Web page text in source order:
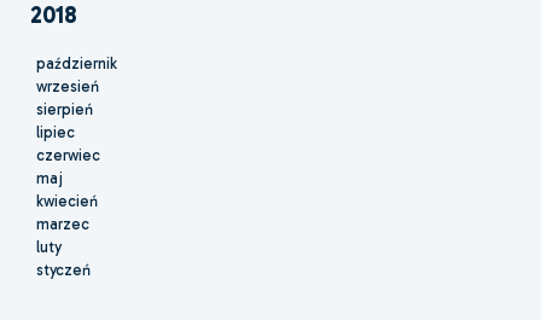
2018
październik
wrzesień
sierpień
lipiec
czerwiec
maj
kwiecień
marzec
luty
styczeń